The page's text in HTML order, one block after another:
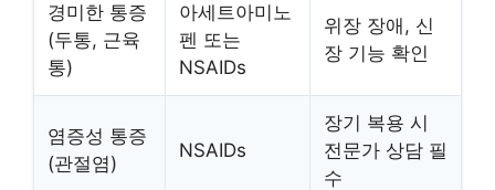
경미한 통증
(두통, 근육
통)
아세트아미노
펜 또는
NSAIDs
위장 장애, 신
장 기능 확인
염증성 통증
(관절염)
NSAIDs
장기 복용 시
전문가 상담 필
수